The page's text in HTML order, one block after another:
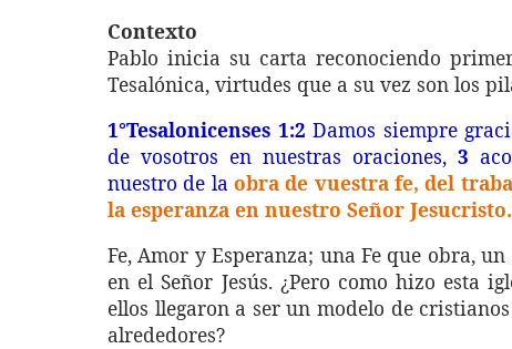
Contexto
Pablo inicia su carta reconociendo
Tesalónica, virtudes que a su vez son los
1°Tesalonicenses 1:2 Damos siempre
de vosotros en nuestras oraciones,3
nuestro de laobra de vuestra fe, del
la esperanza en nuestro Señor Jesucristo.
Fe, Amor y Esperanza; una Fe que obra,
en el Señor Jesús. ¿Pero como hizo esta
ellos llegaron a ser un modelo de
alrededores?